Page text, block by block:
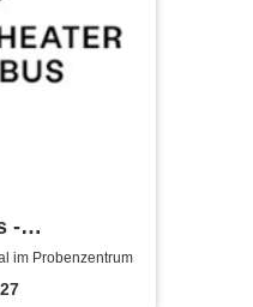
-
im Probenzentrum